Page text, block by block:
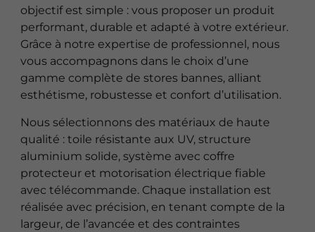
objectif est simple : vous proposer un produit
performant, durable et adapté à votre extérieur.
Grâce à notre expertise de professionnel, nous
vous accompagnons dans le choix d’une
gamme complète de stores bannes, alliant
esthétisme, robustesse et confort d’utilisation.
Nous sélectionnons des matériaux de haute
qualité : toile résistante aux UV, structure
aluminium solide, système avec coffre
protecteur et motorisation électrique fiable
avec télécommande. Chaque installation est
réalisée avec précision, en tenant compte de la
largeur, de l’avancée et des contraintes